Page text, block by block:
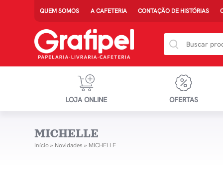
QUEM SOMOS A CAFETERIA CONTAÇÃO DE HISTÓRIAS
LOJA ONLINE OFERTAS
MICHELLE
Início» Novidades » MICHELLE